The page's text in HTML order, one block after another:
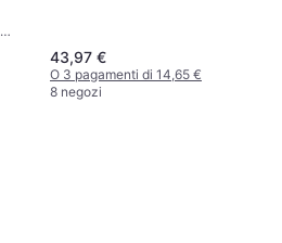
43,97 €
O 3 pagamenti di 14,65 €
8 negozi